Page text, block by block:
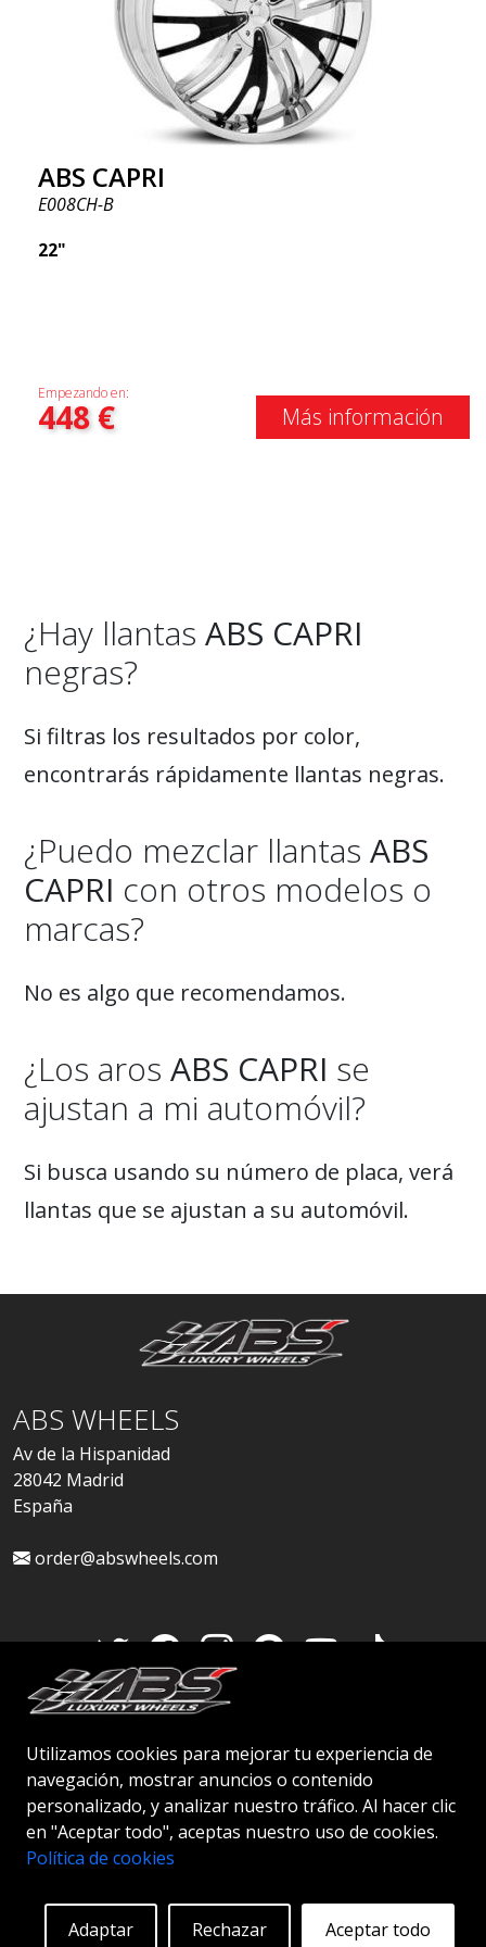
Utilizamos cookies para mejorar tu experiencia de
navegación, mostrar anuncios o contenido
personalizado, y analizar nuestro tráfico. Al hacer clic
en "Aceptar todo", aceptas nuestro uso de cookies.
Política de cookies
Aceptar todo
Rechazar
Adaptar
ABS CAPRI
E008CH-B
22"
Empezando en:
448€ Más información
¿Hay llantas ABS CAPRI
negras?
Si filtras los resultados por color,
encontrarás rápidamente llantas negras.
¿Puedo mezclar llantas ABS
CAPRI con otros modelos o
marcas?
No es algo que recomendamos.
¿Los aros ABS CAPRI se
ajustan a mi automóvil?
Si busca usando su número de placa, verá
llantas que se ajustan a su automóvil.
ABS WHEELS
Av de la Hispanidad
28042 Madrid
España
order@abswheels.com
Cuenta de distribuidor
© 2026 ABS WHEELS - Todos los derechos